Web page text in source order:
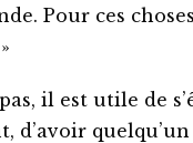
Pour ces
il est utile de
d’avoir